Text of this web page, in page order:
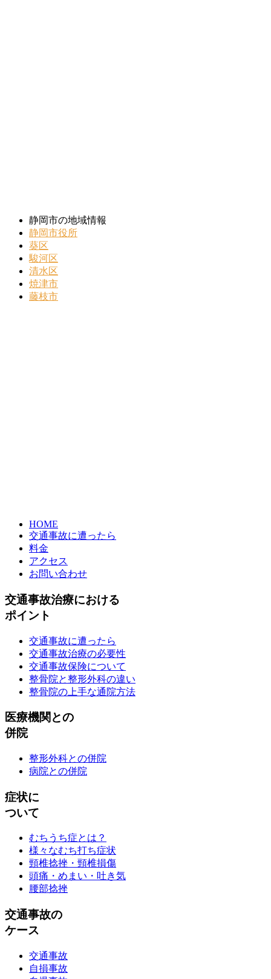
静岡市の地域情報
静岡市役所
葵区
駿河区
清水区
焼津市
藤枝市
HOME
交通事故に遭ったら
料金
アクセス
お問い合わせ
交通事故治療における
ポイント
交通事故に遭ったら
交通事故治療の必要性
交通事故保険について
整骨院と整形外科の違い
整骨院の上手な通院方法
医療機関との
併院
整形外科との併院
病院との併院
症状に
ついて
むちうち症とは？
様々なむち打ち症状
頸椎捻挫・頸椎損傷
頭痛・めまい・吐き気
腰部捻挫
交通事故の
ケース
交通事故
自損事故